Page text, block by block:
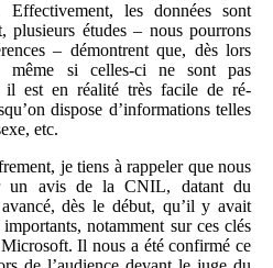
Effectivement, les données sont
plusieurs études – nous pourrons
– démontrent que, dès lors
même si celles-ci ne sont pas
il est en réalité très facile de ré-
dispose d’informations telles
etc.
je tiens à rappeler que nous
un avis de la CNIL, datant du
dès le début, qu’il y avait
notamment sur ces clés
Il nous a été confirmé ce